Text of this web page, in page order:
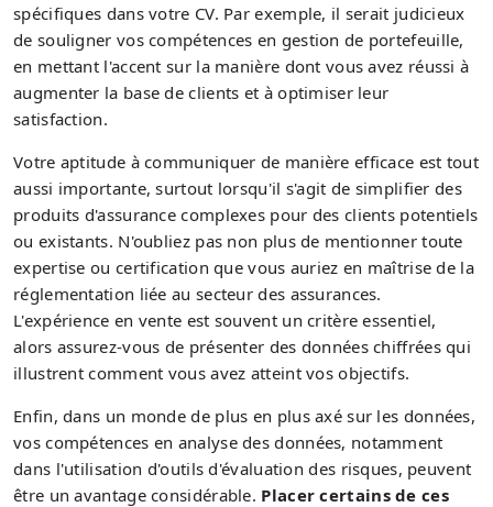
spécifiques dans votre CV. Par exemple, il serait judicieux
de souligner vos compétences en gestion de portefeuille,
en mettant l'accent sur la manière dont vous avez réussi à
augmenter la base de clients et à optimiser leur
satisfaction.
Votre aptitude à communiquer de manière efficace est tout
aussi importante, surtout lorsqu'il s'agit de simplifier des
produits d'assurance complexes pour des clients potentiels
ou existants. N'oubliez pas non plus de mentionner toute
expertise ou certification que vous auriez en maîtrise de la
réglementation liée au secteur des assurances.
L'expérience en vente est souvent un critère essentiel,
alors assurez-vous de présenter des données chiffrées qui
illustrent comment vous avez atteint vos objectifs.
Enfin, dans un monde de plus en plus axé sur les données,
vos compétences en analyse des données, notamment
dans l'utilisation d'outils d'évaluation des risques, peuvent
être un avantage considérable. Placer certains de ces